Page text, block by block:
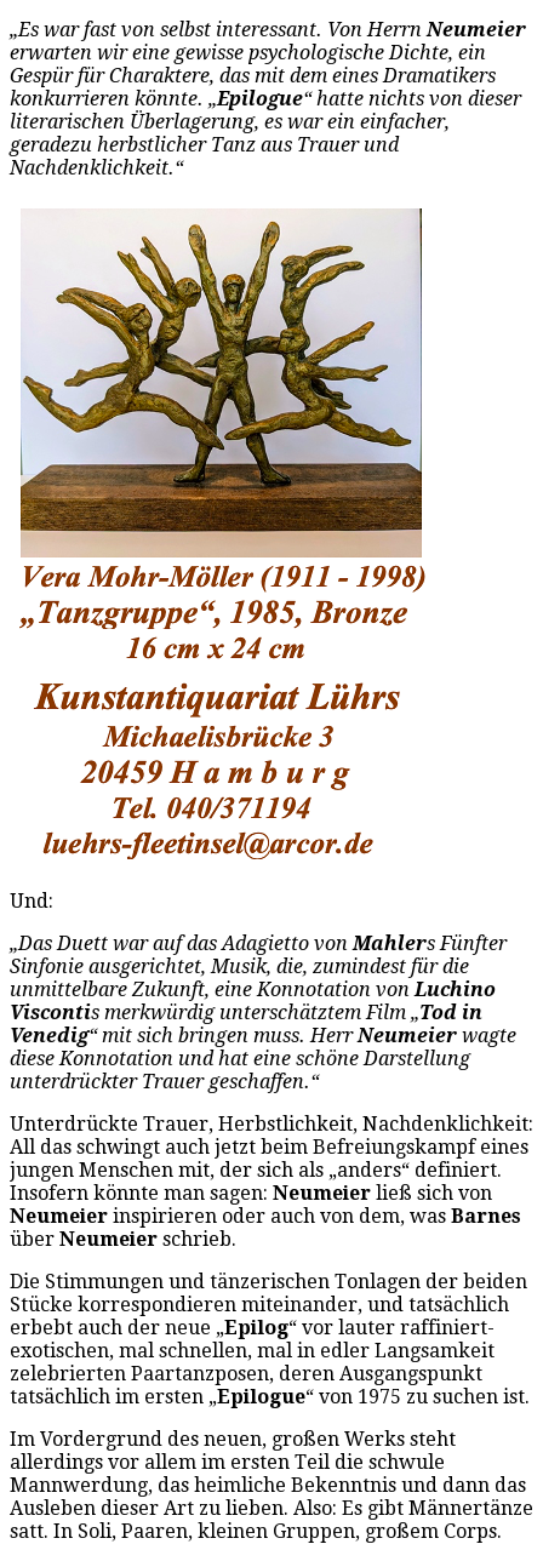
„Es war fast von selbst interessant. Von HerrnNeumeier
erwarten wir eine gewisse psychologische Dichte, ein
Gespür für Charaktere, das mit dem eines Dramatikers
konkurrieren könnte. „Epilogue“ hatte nichts von dieser
literarischen Überlagerung, es war ein einfacher,
geradezu herbstlicher Tanz aus Trauer und
Nachdenklichkeit.“
Und:
„Das Duett war auf das Adagietto vonMahlers Fünfter
Sinfonie ausgerichtet, Musik, die, zumindest für die
unmittelbare Zukunft, eine Konnotation vonLuchino
Viscontis merkwürdig unterschätztem Film „Tod in
Venedig“ mit sich bringen muss. HerrNeumeier wagte
diese Konnotation und hat eine schöne Darstellung
unterdrückter Trauer geschaffen.“
Unterdrückte Trauer, Herbstlichkeit, Nachdenklichkeit:
All das schwingt auch jetzt beim Befreiungskampf eines
jungen Menschen mit, der sich als „anders“ definiert.
Insofern könnte man sagen: Neumeier ließ sich von
Neumeier inspirieren oder auch von dem, was Barnes
über Neumeier schrieb.
Die Stimmungen und tänzerischen Tonlagen der beiden
Stücke korrespondieren miteinander, und tatsächlich
erbebt auch der neue „Epilog“ vor lauter raffiniert-
exotischen, mal schnellen, mal in edler Langsamkeit
zelebrierten Paartanzposen, deren Ausgangspunkt
tatsächlich im ersten „Epilogue“ von 1975 zu suchen ist.
Im Vordergrund des neuen, großen Werks steht
allerdings vor allem im ersten Teil die schwule
Mannwerdung, das heimliche Bekenntnis und dann das
Ausleben dieser Art zu lieben. Also: Es gibt Männertänze
satt. In Soli, Paaren, kleinen Gruppen, großem Corps.